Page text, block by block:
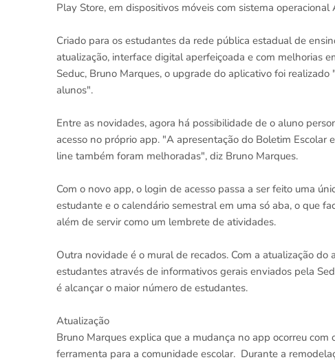
Play Store, em dispositivos móveis com sistema operacional
Criado para os estudantes da rede pública estadual de
atualização, interface digital aperfeiçoada e com melhorias
Seduc, Bruno Marques, o upgrade do aplicativo foi
alunos".
Entre as novidades, agora há possibilidade de o aluno
acesso no próprio app. "A apresentação do Boletim
line também foram melhoradas", diz Bruno Marques.
Com o novo app, o login de acesso passa a ser feito uma
estudante e o calendário semestral em uma só aba, o que
além de servir como um lembrete de atividades.
Outra novidade é o mural de recados. Com a atualização
estudantes através de informativos gerais enviados pela
é alcançar o maior número de estudantes.
Atualização
Bruno Marques explica que a mudança no app ocorreu
ferramenta para a comunidade escolar. Durante a